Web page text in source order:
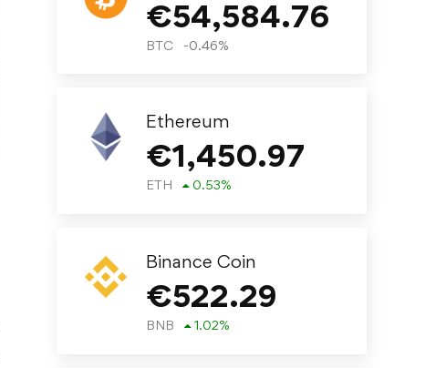
€54,584.76
BTC -0.46%
Ethereum
€1,450.97
ETH 0.53%
Binance Coin
€522.29
BNB 1.02%